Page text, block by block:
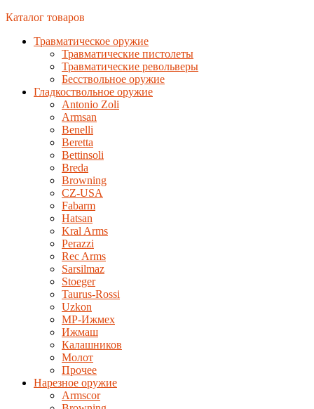
Каталог товаров
Травматическое оружие
Травматические пистолеты
Травматические револьверы
Бесствольное оружие
Гладкоствольное оружие
Antonio Zoli
Armsan
Benelli
Beretta
Bettinsoli
Breda
Browning
CZ-USA
Fabarm
Hatsan
Kral Arms
Perazzi
Rec Arms
Sarsilmaz
Stoeger
Taurus-Rossi
Uzkon
MP-Ижмех
Ижмаш
Калашников
Молот
Прочее
Нарезное оружие
Armscor